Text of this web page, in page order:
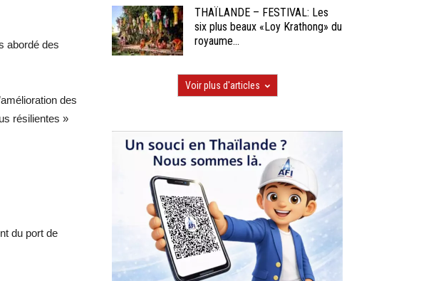
abordé des
des
résilientes »
du port de
THAÏLANDE – FESTIVAL: Les
six plus beaux «Loy Krathong» du
royaume...
Voir plus d'articles